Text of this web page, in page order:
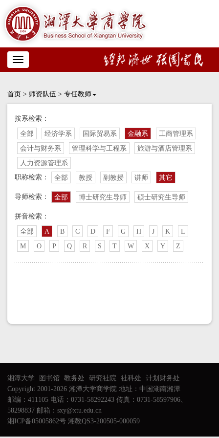
Toggle
navigation
首页 > 师资队伍 > 专任教师
按系检索：
全部 经济学系 国际贸易系 金融系
工商管理系
会计与财务系
管理科学与工程系
旅游与酒店管理系
人力资源管理系
职称检索：
全部 教授 副教授 讲师 其它
导师检索： 全部 博士研究生导师 硕士研究生导师
拼音检索：
全部 A B C D F G H J K
L
M
O P Q R S T W X Y Z
湘潭大学 图书馆 教务处 研究社院 社科处
计划财务处
Copyright 2001-2026 湘潭大学商学院 地址：中国湖南湘潭
邮编：411105 电话：0731-58292243 传真：0731-58597906、
58298837 邮箱：sxy@xtu.edu.cn
湘ICP备05005862号 湘教QS3-200505-000059